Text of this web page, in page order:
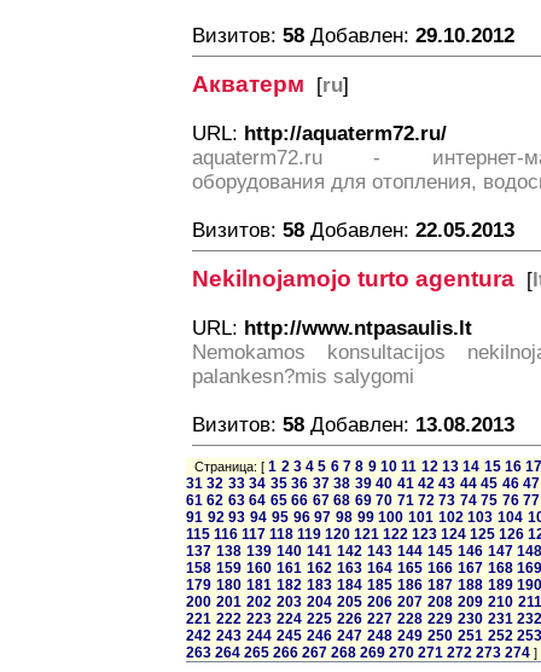
Визитов: 58 Добавлен: 29.10.2012
Акватерм [ru]
URL: http://aquaterm72.ru/
aquaterm72.ru - интернет-
оборудования для отопления,
Визитов: 58 Добавлен: 22.05.2013
Nekilnojamojo turto agentura [
URL: http://www.ntpasaulis.lt
Nemokamos konsultacijos
palankesn?mis salygomi
Визитов: 58 Добавлен: 13.08.2013
Страница: [1 2 3 4 5 6 7 8 9 10 11 12 13 14 15 16
31 32 33 34 35 36 37 38 39 40 41 42 43 44 45 46 47
61 62 63 64 65 66 67 68 69 70 71 72 73 74 75 76 77
91 92 93 94 95 96 97 98 99 100 101 102 103 104
115 116 117 118 119 120 121 122 123 124 125 126
137 138 139 140 141 142 143 144 145 146 147
158 159 160 161 162 163 164 165 166 167 168
179 180 181 182 183 184 185 186 187 188 189
200 201 202 203 204 205 206 207 208 209 210 211
221 222 223 224 225 226 227 228 229 230 231
242 243 244 245 246 247 248 249 250 251 252
263 264 265 266 267 268 269 270 271 272 273 274 ]